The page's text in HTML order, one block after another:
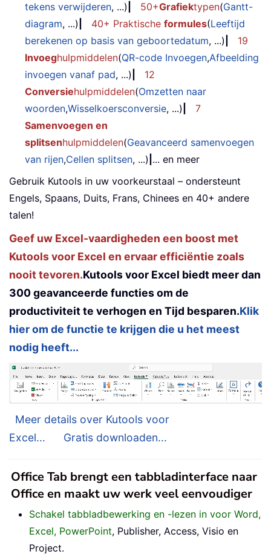
tekens verwijderen, ...) 50+Grafiektypen(Gantt-
diagram, ...) 40+ Praktische formules(Leeftijd
berekenen op basis van geboortedatum, ...)
19
Invoeghulpmiddelen(QR-code Invoegen,Afbeelding
invoegen vanaf pad, ...)
12
Conversiehulpmiddelen(Omzetten naar
woorden,Wisselkoersconversie, ...)
7
Samenvoegen en
splitsenhulpmiddelen(Geavanceerd samenvoegen
van rijen,Cellen splitsen, ...) ... en meer
Gebruik Kutools in uw voorkeurstaal – ondersteunt
Engels, Spaans, Duits, Frans, Chinees en 40+ andere
talen!
Geef uw Excel-vaardigheden een boost met
Kutools voor Excel en ervaar efficiëntie zoals
nooit tevoren.Kutools voor Excel biedt meer dan
300 geavanceerde functies om de
productiviteit te verhogen en Tijd besparen.Klik
hier om de functie te krijgen die u het meest
nodig heeft...
Meer details over Kutools voor
Excel...
Gratis downloaden...
Office Tab brengt een tabbladinterface naar
Office en maakt uw werk veel eenvoudiger
Schakel tabbladbewerking en -lezen in voor Word,
Excel, PowerPoint, Publisher, Access, Visio en
Project.